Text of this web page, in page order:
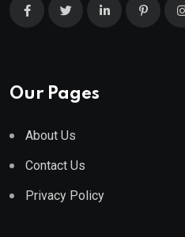
Our Pages
About Us
Contact Us
Privacy Policy